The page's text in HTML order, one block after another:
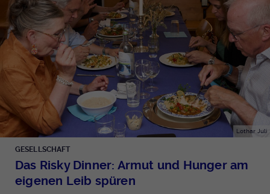
Lothar Juli
GESELLSCHAFT
Das Risky Dinner: Armut und Hunger am
eigenen Leib spüren